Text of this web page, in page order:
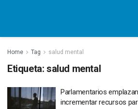
Home Tag salud mental
Etiqueta: salud mental
Parlamentarios
incrementar recursos